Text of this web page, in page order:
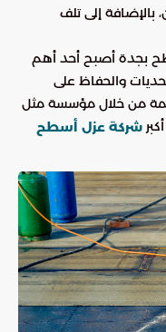
إلى تلف
بجدة أصبح أحد أهم
والحفاظ على
من خلال مؤسسة مثل
شركة عزل أسطح